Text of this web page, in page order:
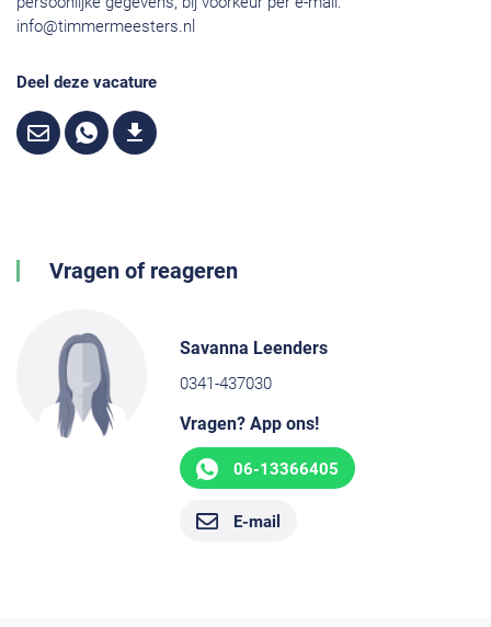
info@timmermeesters.nl
Deel deze vacature
Vragen of reageren
Savanna Leenders
0341-437030
Vragen? App ons!
06-13366405
E-mail